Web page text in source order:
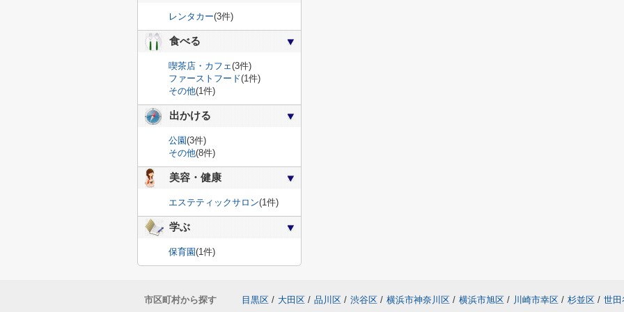
レンタカー(3件)
食べる
喫茶店・カフェ(3件)
ファーストフード(1件)
その他(1件)
出かける
公園(3件)
その他(8件)
美容・健康
エステティックサロン(1件)
学ぶ
保育園(1件)
市区町村から探す 目黒区 / 大田区 / 品川区 / 渋谷区 / 横浜市神奈川区 / 横浜市旭区 / 川崎市幸区 / 杉並区 / 世田